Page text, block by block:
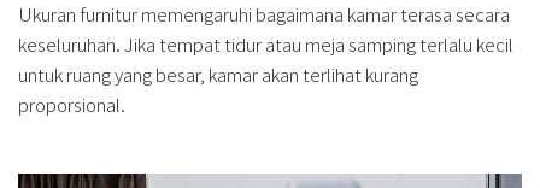
Ukuran furnitur memengaruhi bagaimana kamar terasa secara
keseluruhan. Jika tempat tidur atau meja samping terlalu kecil
untuk ruang yang besar, kamar akan terlihat kurang
proporsional.